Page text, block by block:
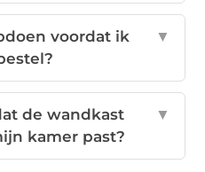
voordat ik
▼
de wandkast
kamer past?
▼